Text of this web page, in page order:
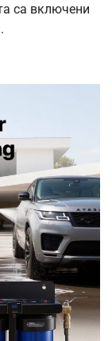
са включени